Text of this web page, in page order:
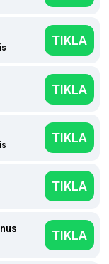
TIKLA
TIKLA
TIKLA
TIKLA
TIKLA